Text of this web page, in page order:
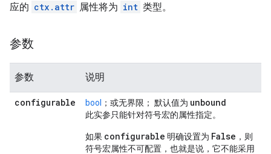
应的 ctx.attr 属性将为 int 类型。
参数
参数 说明
configurable bool ；或无界限； 默认值为 unbound
此实参只能针对符号宏的属性指定。
如果 configurable 明确设置为 False ，则
符号宏属性不可配置，也就是说，它不能采用